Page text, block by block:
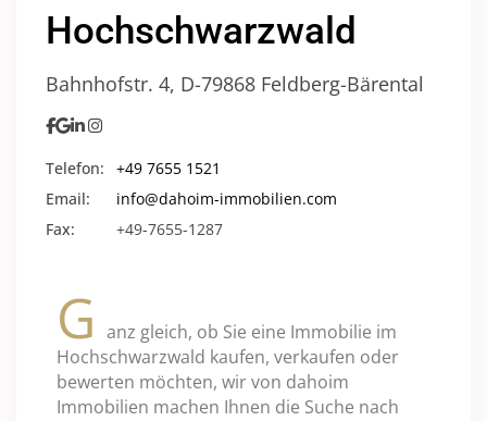
Hochschwarzwald
Bahnhofstr. 4, D-79868 Feldberg-Bärental
Telefon:
+49 7655 1521
Email:
info@dahoim-immobilien.com
Fax:
+49-7655-1287
G anz gleich, ob Sie eine Immobilie im
Hochschwarzwald kaufen, verkaufen oder
bewerten möchten, wir von dahoim
Immobilien machen Ihnen die Suche nach